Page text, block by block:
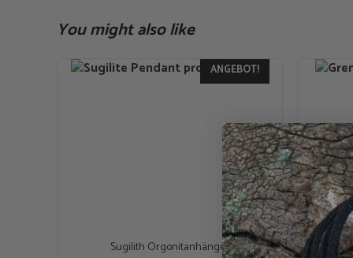
You might also like
ANGEBOT!
Sugilith Orgonitanhänger